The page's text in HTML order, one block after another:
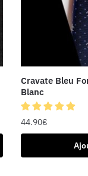
Cravate Bleu
Blanc
44.90€